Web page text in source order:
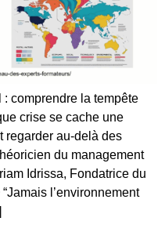
comprendre la tempête
crise se cache une
regarder au-delà des
du management
Idrissa, Fondatrice du
l’environnement